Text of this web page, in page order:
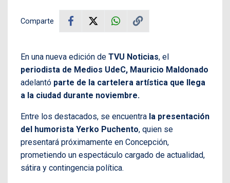
Comparte
En una nueva edición de TVU Noticias, el
periodista de Medios UdeC, Mauricio Maldonado
adelantó parte de la cartelera artística que llega
a la ciudad durante noviembre.
Entre los destacados, se encuentra la presentación
del humorista Yerko Puchento, quien se
presentará próximamente en Concepción,
prometiendo un espectáculo cargado de actualidad,
sátira y contingencia política.